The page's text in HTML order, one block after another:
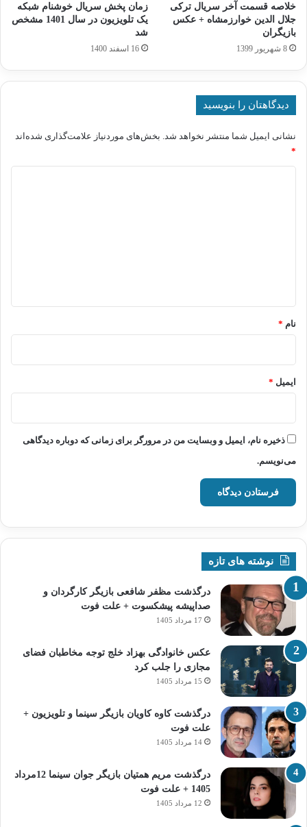
خلاصه قسمت آخر سریال ترکی
جلال الدین خوارزمشاه + عکس
بازیگران
8 شهریور 1399
زمان پخش سریال خوشنام شبکه
یک تلویزیون در سال 1401 مشخص
شد
16 اسفند 1400
دیدگاهتان را بنویسید
نشانی ایمیل شما منتشر نخواهد شد. بخش‌های موردنیاز علامت‌گذاری شده‌اند
*
نام *
ایمیل *
ذخیره نام، ایمیل و وبسایت من در مرورگر برای زمانی که دوباره دیدگاهی
می‌نویسم.
نوشته های تازه
درگذشت مظفر شافعی بازیگر کارگردان و
صداپیشه پیشکسوت + علت فوت
17 مرداد 1405
عکس خانوادگی بهزاد خلج توجه مخاطبان فضای
مجازی را جلب کرد
15 مرداد 1405
درگذشت کاوه کاویان بازیگر سینما و تلویزیون +
علت فوت
14 مرداد 1405
درگذشت مریم همتیان بازیگر جوان سینما 12مرداد
1405 + علت فوت
12 مرداد 1405